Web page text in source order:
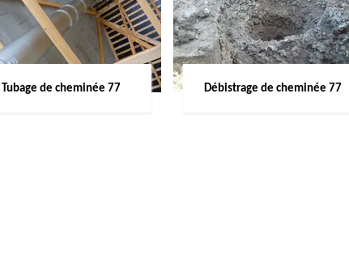
Tubage de cheminée 77 Débistrage de cheminée 77